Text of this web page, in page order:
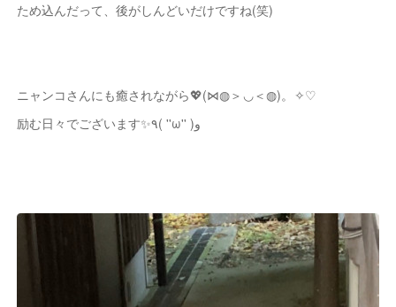
ため込んだって、後がしんどいだけですね(笑)
ニャンコさんにも癒されながら💖(⋈◍＞◡＜◍)。✧♡
励む日々でございます✨٩( ''ω'' )و